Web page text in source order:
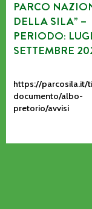
PARCO
DELLA SILA” –
PERIODO:
SETTEMBRE
https://parcosila.it/
documento/albo-
pretorio/avvisi